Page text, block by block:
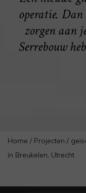
operatie.
zorgen aan
Serrebouw
Home / Projecten /
in Breukelen, Utrecht